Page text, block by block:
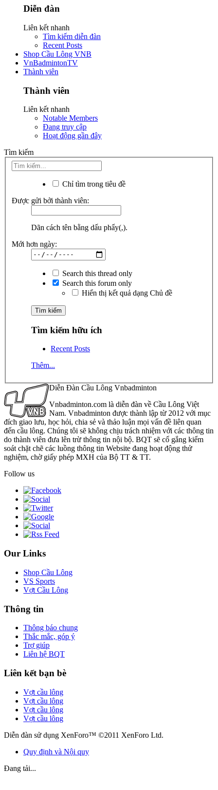
Diễn đàn
Liên kết nhanh
Tìm kiếm diễn đàn
Recent Posts
Shop Cầu Lông VNB
VnBadmintonTV
Thành viên
Thành viên
Liên kết nhanh
Notable Members
Đang truy cập
Hoạt động gần đây
Tìm kiếm
Chỉ tìm trong tiêu đề
Được gửi bởi thành viên:
Dãn cách tên bằng dấu phẩy(,).
Mới hơn ngày:
Search this thread only
Search this forum only
Hiển thị kết quả dạng Chủ đề
Tìm kiếm hữu ích
Recent Posts
Thêm...
Diễn Đàn Cầu Lông Vnbadminton
Vnbadminton.com là diễn đàn về Cầu Lông Việt
Nam. Vnbadminton được thành lập từ 2012 với mục
đích giao lưu, học hỏi, chia sẻ và thảo luận mọi vấn đề liên quan
đến cầu lông. Chúng tôi sẽ không chịu trách nhiệm với các thông tin
do thành viên đưa lên trừ thông tin nội bộ. BQT sẽ cố gắng kiểm
soát chặt chẽ các luồng thông tin Website đang hoạt động thử
nghiệm, chờ giấy phép MXH của Bộ TT & TT.
Follow us
Our Links
Shop Cầu Lông
VS Sports
Vợt Cầu Lông
Thông tin
Thông báo chung
Thắc mắc, góp ý
Trợ giúp
Liên hệ BQT
Liên kết bạn bè
Vợt cầu lông
Vợt cầu lông
Vợt cầu lông
Vợt cầu lông
Diễn đàn sử dụng XenForo™ ©2011 XenForo Ltd.
Quy định và Nội quy
Đang tải...